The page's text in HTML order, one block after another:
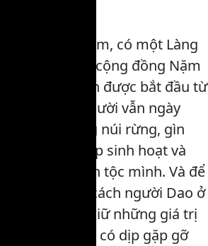
Ở thôn Nặm Đăm, có một Làng
văn hoá du lịch cộng đồng Nặm
Đăm, nơi du lịch được bắt đầu từ
chính những người vẫn ngày
ngày sống cùng núi rừng, gìn
giữ nếp nhà, nếp sinh hoạt và
văn hoá của dân tộc mình. Và để
hiểu rõ hơn về cách người Dao ở
Nặm Đăm gìn giữ những giá trị
ấy, chúng tôi đã có dịp gặp gỡ